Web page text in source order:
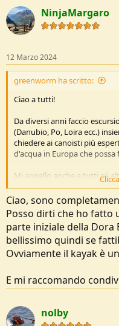
NinjaMargaro
12 Marzo 2024
greenworm ha scritto:
Ciao a tutti!
Da diversi anni faccio
(Danubio, Po, Loira ecc.)
chiedere ai canoisti più
d'acqua in Europa che possa
Mi appello anche a tutti gli
escursioni, in modo da
alla nostra passione!
Purtroppo anche su
diviso tra mare e torrente,
spazio.
Avete mai disceso il Po, o
di essere affrontati con
Ciao, sono
Posso dirti che ho fatto
parte iniziale della Dora
bellissimo quindi se
Ovviamente il kayak è
E mi raccomando
nolby